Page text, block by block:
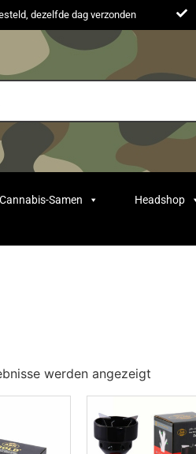
dezelfde dag verzonden
Cannabis-Samen Headshop
werden angezeigt